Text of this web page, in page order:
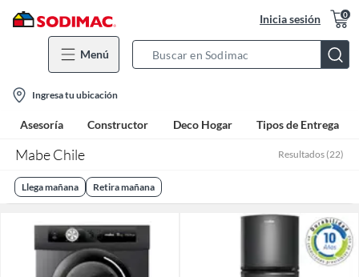
Inicia sesión 0
Menú
Bar
location-
icon
Ingresa tu ubicación
Asesoría Constructor Deco Hogar Tipos de Entrega
Mabe Chile Resultados (22)
Llega mañana Retira mañana